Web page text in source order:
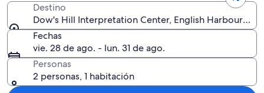
Destino
Dow's Hill Interpretation Center, English Harbour,
Fechas
vie. 28 de ago. - lun. 31 de ago.
Personas
2 personas, 1 habitación